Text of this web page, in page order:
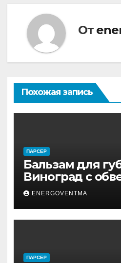
От
Похожая запись
ПАРСЕР
Бальзам для
Виноград с
ENERGOVENTMA
ПАРСЕР